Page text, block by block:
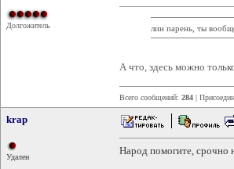
Долгожитель лин парень, ты
А что, здесь можно
Всего сообщений: 284 |
krap
Удален
Народ помогите, срочно